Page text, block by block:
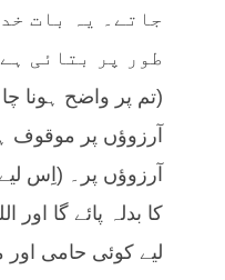
جاتے۔ یہ بات
طور پر بتائی
(تم پر واضح ہونا
آرزوؤں پر موقوف
آرزوؤں پر۔ (اِس
کا بدلہ پائے گا اور
لیے کوئی حامی اور